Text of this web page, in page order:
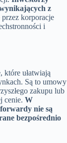
z
przez korporacje
i
które ułatwiają
Są to umowy
zakupu lub
cenie. W
nie są
bezpośrednio